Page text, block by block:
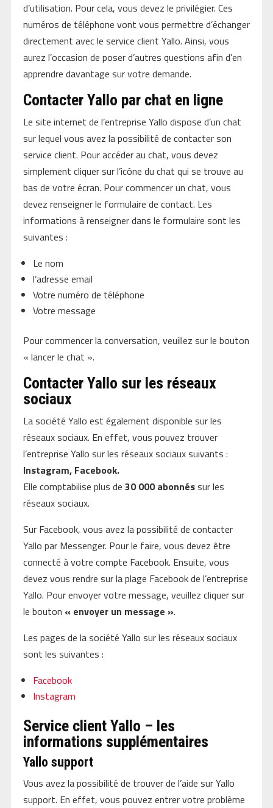
d’utilisation. Pour cela, vous devez le privilégier. Ces
numéros de téléphone vont vous permettre d’échanger
directement avec le service client Yallo. Ainsi, vous
aurez l’occasion de poser d’autres questions afin d’en
apprendre davantage sur votre demande.
Contacter Yallo par chat en ligne
Le site internet de l’entreprise Yallo dispose d’un chat
sur lequel vous avez la possibilité de contacter son
service client. Pour accéder au chat, vous devez
simplement cliquer sur l’icône du chat qui se trouve au
bas de votre écran. Pour commencer un chat, vous
devez renseigner le formulaire de contact. Les
informations à renseigner dans le formulaire sont les
suivantes :
Le nom
l’adresse email
Votre numéro de téléphone
Votre message
Pour commencer la conversation, veuillez sur le bouton
« lancer le chat ».
Contacter Yallo sur les réseaux
sociaux
La société Yallo est également disponible sur les
réseaux sociaux. En effet, vous pouvez trouver
l’entreprise Yallo sur les réseaux sociaux suivants :
Instagram, Facebook.
Elle comptabilise plus de 30 000 abonnéssur les
réseaux sociaux.
Sur Facebook, vous avez la possibilité de contacter
Yallo par Messenger. Pour le faire, vous devez être
connecté à votre compte Facebook. Ensuite, vous
devez vous rendre sur la plage Facebook de l’entreprise
Yallo. Pour envoyer votre message, veuillez cliquer sur
le bouton « envoyer un message ».
Les pages de la société Yallo sur les réseaux sociaux
sont les suivantes :
Facebook
Instagram
Service client Yallo – les
informations supplémentaires
Yallo support
Vous avez la possibilité de trouver de l’aide sur Yallo
support. En effet, vous pouvez entrer votre problème